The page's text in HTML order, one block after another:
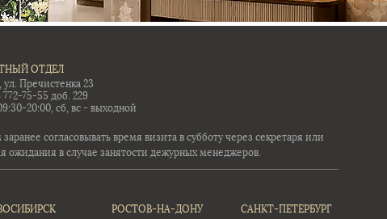
ОТДЕЛ
ул. Пречистенка 23
772-75-55 доб. 229
20:00, сб, вс - выходной
согласовывать время визита в субботу через секретаря или
ожидания в случае занятости дежурных менеджеров.
РОСТОВ-НА-ДОНУ САНКТ-ПЕТЕРБУРГ